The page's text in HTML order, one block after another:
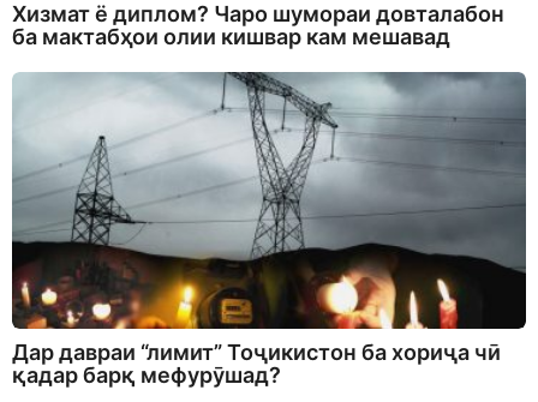
Хизмат ё диплом? Чаро шумораи довталабон
ба мактабҳои олии кишвар кам мешавад
Дар давраи “лимит” Тоҷикистон ба хориҷа чӣ
қадар барқ мефурӯшад?